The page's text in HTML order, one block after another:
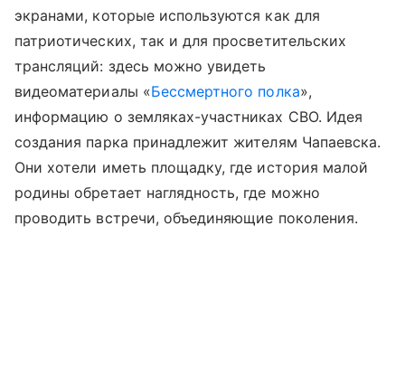
экранами, которые используются как для
патриотических, так и для просветительских
трансляций: здесь можно увидеть
видеоматериалы «Бессмертного полка»,
информацию о земляках-участниках СВО. Идея
создания парка принадлежит жителям Чапаевска.
Они хотели иметь площадку, где история малой
родины обретает наглядность, где можно
проводить встречи, объединяющие поколения.